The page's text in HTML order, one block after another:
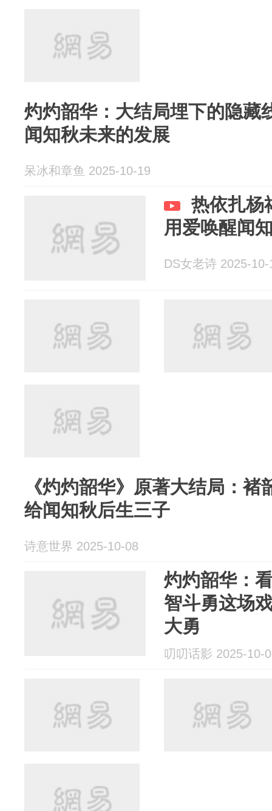
灼灼韶华：大结局埋下的隐藏
闻知秋未来的发展
呆冰和章鱼 2025-10-19
热依扎杨
用爱唤醒闻
DS女老诗 2025-10-
《灼灼韶华》原著大结局：
给闻知秋后生三子
诗意世界 2025-10-08
灼灼韶华：
智斗勇这场
大勇
叨叨话影 2025-10-